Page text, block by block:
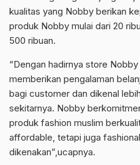
kualitas yang Nobby berikan
produk Nobby mulai dari 20
500 ribuan.
“Dengan hadirnya store
memberikan pengalaman
bagi customer dan dikenal
sekitarnya. Nobby
produk fashion muslim
affordable, tetapi juga
dikenakan”,ucapnya.